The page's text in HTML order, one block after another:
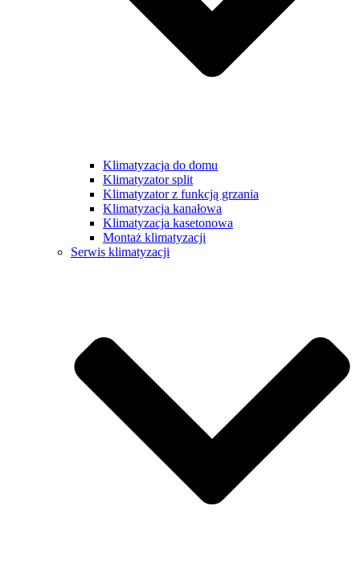
Klimatyzacja do domu
Klimatyzator split
Klimatyzator z funkcją grzania
Klimatyzacja kanałowa
Klimatyzacja kasetonowa
Montaż klimatyzacji
Serwis klimatyzacji